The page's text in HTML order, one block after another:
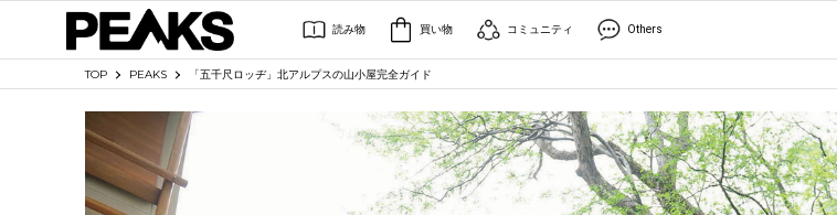
読み物 買い物 コミュニティ Others
TOP PEAKS 「五千尺ロッヂ」北アルプスの山小屋完全ガイド